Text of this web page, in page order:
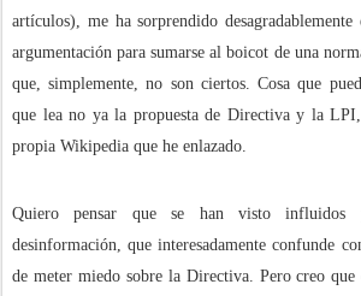
artículos), me ha sorprendido
argumentación para sumarse al boicot de una
que, simplemente, no son ciertos. Cosa que
que lea no ya la propuesta de Directiva y la
propia Wikipedia que he enlazado.
Quiero pensar que se han visto influidos
desinformación, que interesadamente confunde
de meter miedo sobre la Directiva. Pero creo